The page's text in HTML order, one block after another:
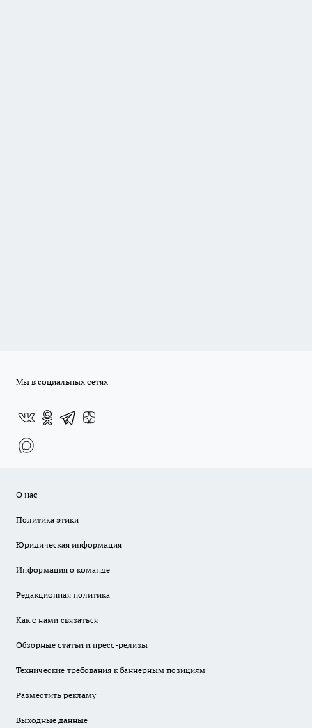
Мы в социальных сетях
О нас
Политика этики
Юридическая информация
Информация о команде
Редакционная политика
Как с нами связаться
Обзорные статьи и пресс-релизы
Технические требования к баннерным позициям
Разместить рекламу
Выходные данные